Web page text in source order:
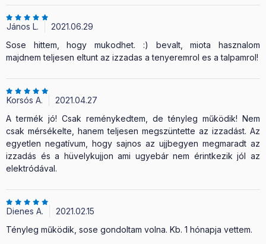
János L.
2021.06.29
Sose hittem, hogy mukodhet. :) bevalt, miota hasznalom
majdnem teljesen eltunt az izzadas a tenyeremrol es a talpamrol!
Korsós A.
2021.04.27
A termék jó! Csak reménykedtem, de tényleg működik! Nem
csak mérsékelte, hanem teljesen megszüntette az izzadást. Az
egyetlen negatívum, hogy sajnos az ujjbegyen megmaradt az
izzadás és a hüvelykujjon ami ugyebár nem érintkezik jól az
elektródával.
Dienes A.
2021.02.15
Tényleg működik, sose gondoltam volna. Kb. 1 hónapja vettem.